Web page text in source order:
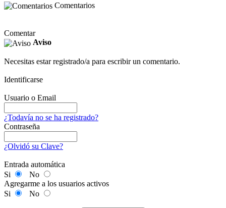
Comentarios
Comentar
Aviso
Necesitas estar registrado/a para escribir un comentario.
Identificarse
Usuario o Email
¿Todavía no se ha registrado?
Contraseña
¿Olvidó su Clave?
Entrada automática
Si
No
Agregarme a los usuarios activos
Si
No